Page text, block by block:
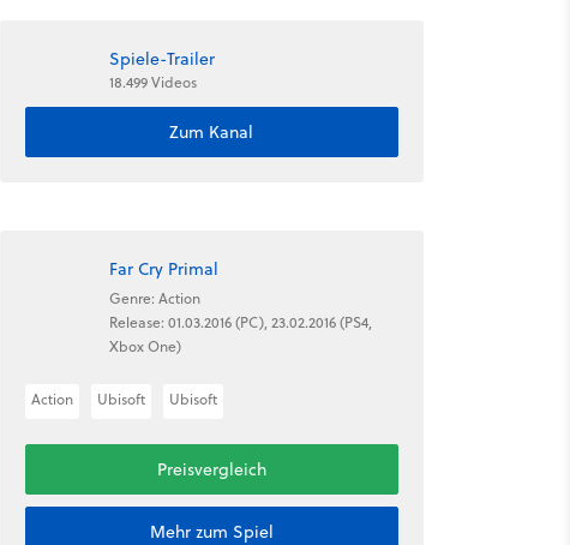
Spiele-Trailer
18.499 Videos
Zum Kanal
Far Cry Primal
Genre: Action
Release: 01.03.2016 (PC), 23.02.2016 (PS4,
Xbox One)
Action Ubisoft Ubisoft
Preisvergleich
Mehr zum Spiel